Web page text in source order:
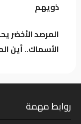
ذويهم
المرصد الأخضر
الأسماك.. أين
روابط مهمة